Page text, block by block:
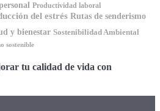
Productividad laboral
del estrés Rutas de senderismo
y bienestar Sostenibilidad Ambiental
sostenible
tu calidad de vida con